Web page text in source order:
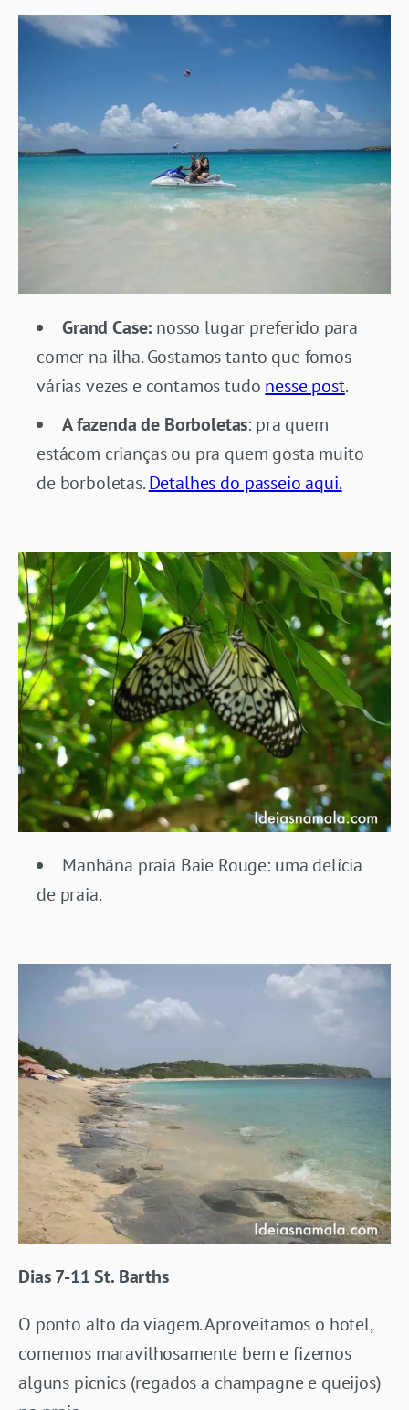
Grand Case: nosso lugar preferido para
comer na ilha. Gostamos tanto que fomos
várias vezes e contamos tudo nesse post.
A fazenda de Borboletas: pra quem
estácom crianças ou pra quem gosta muito
de borboletas.Detalhes do passeio aqui.
Manhãna praia Baie Rouge: uma delícia
de praia.
Dias 7-11 St. Barths
O ponto alto da viagem. Aproveitamos o hotel,
comemos maravilhosamente bem e fizemos
alguns picnics (regados a champagne e queijos)